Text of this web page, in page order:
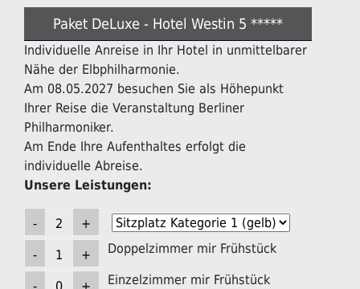
Paket DeLuxe - Hotel Westin 5 *****
Individuelle Anreise in Ihr Hotel in unmittelbarer
Nähe der Elbphilharmonie.
Am 08.05.2027 besuchen Sie als Höhepunkt
Ihrer Reise die Veranstaltung Berliner
Philharmoniker.
Am Ende Ihre Aufenthaltes erfolgt die
individuelle Abreise.
Unsere Leistungen:
Doppelzimmer mir Frühstück
Einzelzimmer mir Frühstück